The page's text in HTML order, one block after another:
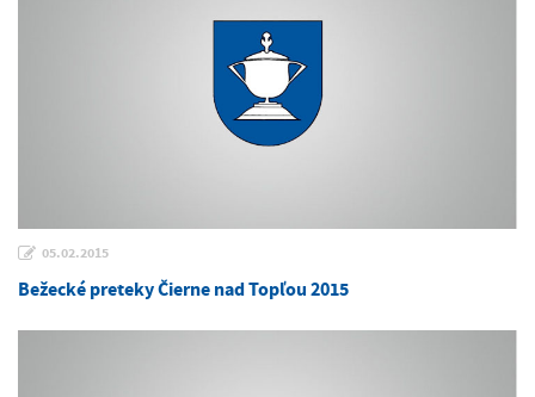
05.02.2015
Bežecké preteky Čierne nad Topľou 2015